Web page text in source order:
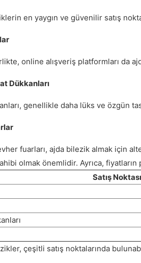
en yaygın ve güvenilir satış
online alışveriş platformları da
Dükkanları
genellikle daha lüks ve özgün
fuarları, ajda bilezik almak için
olmak önemlidir. Ayrıca,
Satış Noktası
çeşitli satış noktalarında